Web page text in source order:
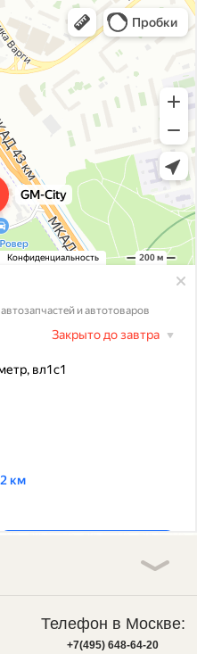
Москве
Телефон в Москве:
+7(495) 648-64-20